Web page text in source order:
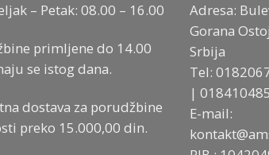
– Petak: 08.00 – 16.00
primljene do 14.00
se istog dana.
dostava za porudžbine
preko 15.000,00 din.
Adresa:
Gorana
Srbija
Tel:
|
E-mail: